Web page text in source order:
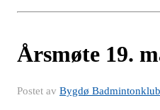
Årsmøte 19.
Postet av Bygdø